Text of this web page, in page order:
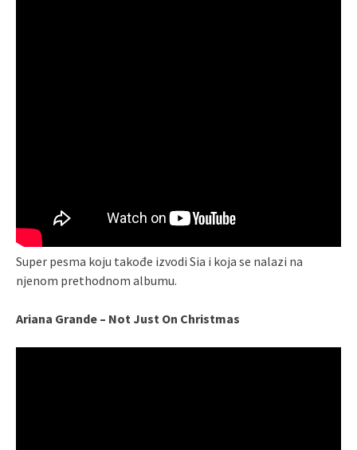
Super pesma koju takođe izvodi Sia i koja se nalazi na
njenom prethodnom albumu.
Ariana Grande – Not Just On Christmas